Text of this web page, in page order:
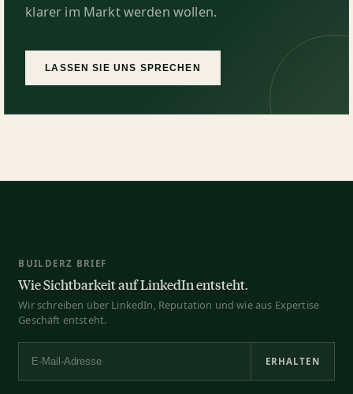
klarer im Markt werden wollen.
LASSEN SIE UNS SPRECHEN
BUILDERZ BRIEF
Wie Sichtbarkeit auf LinkedIn entsteht.
Wir schreiben über LinkedIn, Reputation und wie aus Expertise
Geschäft entsteht.
E-Mail-Adresse
ERHALTEN